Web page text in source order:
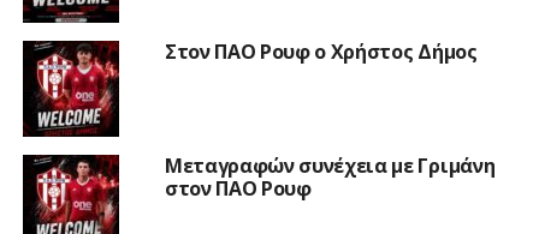
Στον ΠΑΟ Ρουφ ο Χρήστος Δήμος
Μεταγραφών συνέχεια με Γριμάνη
στον ΠΑΟ Ρουφ